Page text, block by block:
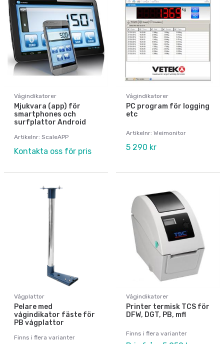
Vågindikatorer
Mjukvara (app) för
smartphones och
surfplattor Android
Artikelnr: ScaleAPP
Kontakta oss för pris
Vågindikatorer
PC program för logging
etc
Artikelnr: Weimonitor
5 290 kr
Vågplattor
Pelare med
vågindikator fäste för
PB vågplattor
Finns i flera varianter
Vågindikatorer
Printer termisk TCS för
DFW, DGT, PB, mfl
Finns i flera varianter